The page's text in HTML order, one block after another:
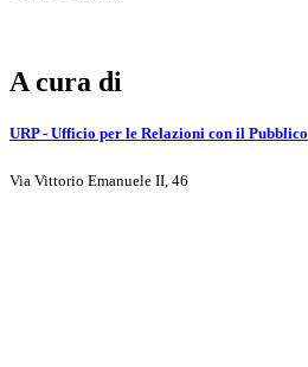
A cura di
URP - Ufficio per le Relazioni con il Pubblico
Via Vittorio Emanuele II, 46